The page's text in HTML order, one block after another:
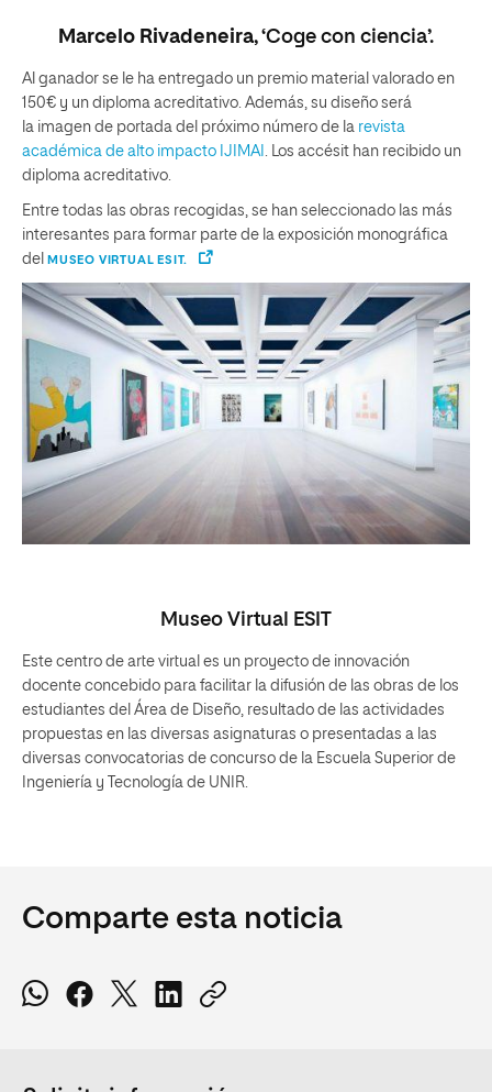
Marcelo Rivadeneira, ‘Coge con ciencia’.
Al ganador se le ha entregado un premio material valorado en
150€ y un diploma acreditativo. Además, su diseño será
la imagen de portada del próximo número de la revista
académica de alto impacto IJIMAI . Los accésit han recibido un
diploma acreditativo.
Entre todas las obras recogidas, se han seleccionado las más
interesantes para formar parte de la exposición monográfica
del
MUSEO VIRTUAL ESIT.
Museo Virtual ESIT
Este centro de arte virtual es un proyecto de innovación
docente concebido para facilitar la difusión de las obras de los
estudiantes del Área de Diseño, resultado de las actividades
propuestas en las diversas asignaturas o presentadas a las
diversas convocatorias de concurso de la Escuela Superior de
Ingeniería y Tecnología de UNIR.
Comparte esta noticia